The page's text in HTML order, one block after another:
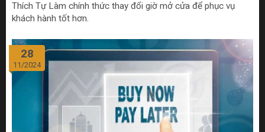
Thích Tự Làm chính thức thay đổi giờ mở cửa để phục vụ
khách hành tốt hơn.
28
11/2024